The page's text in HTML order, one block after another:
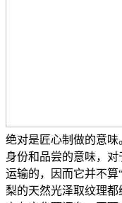
绝对是匠心制做的意
身份和品尝的意味，
运输的，因而它并不算
梨的天然光泽取纹理都